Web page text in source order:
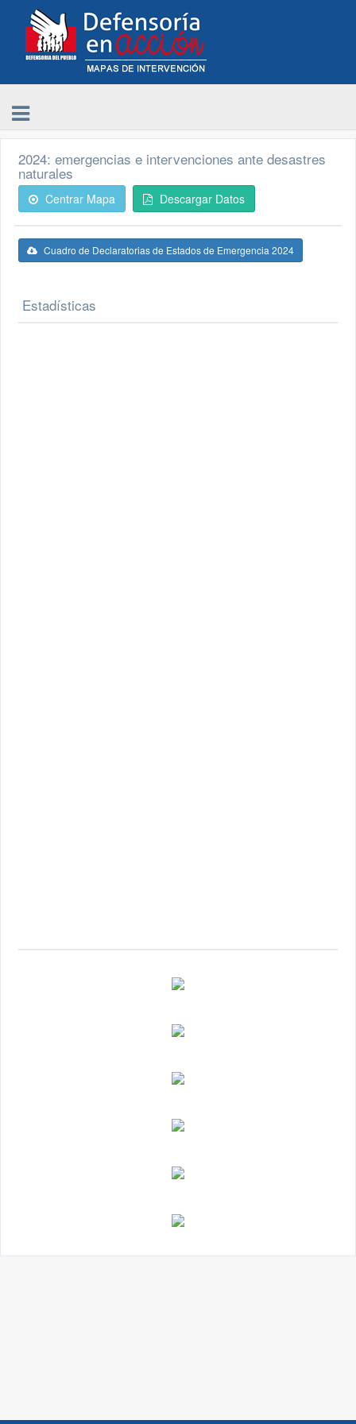
2024: emergencias e intervenciones ante desastres
naturales
Centrar Mapa Descargar Datos
Cuadro de Declaratorias de Estados de Emergencia 2024
Estadísticas